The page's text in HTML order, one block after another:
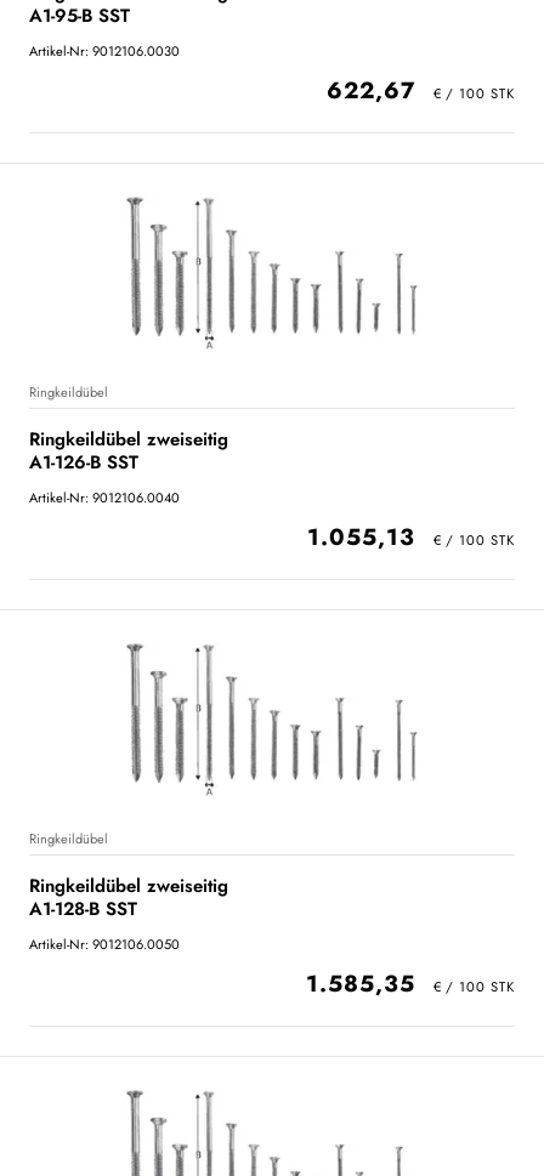
A1-95-B SST
Artikel-Nr: 9012106.0030
622,67
Ringkeildübel
Ringkeildübel zweiseitig
A1-126-B SST
Artikel-Nr: 9012106.0040
1.055,13
Ringkeildübel
Ringkeildübel zweiseitig
A1-128-B SST
Artikel-Nr: 9012106.0050
1.585,35